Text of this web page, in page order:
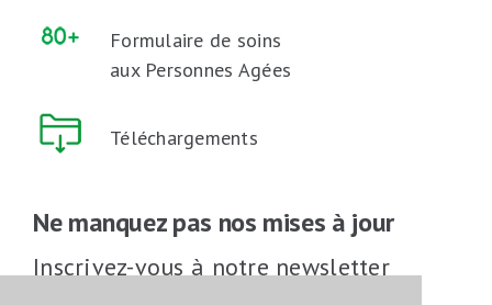
Formulaire de soins
aux Personnes Agées
Téléchargements
Ne manquez pas nos mises à jour
Inscrivez-vous à notre newsletter